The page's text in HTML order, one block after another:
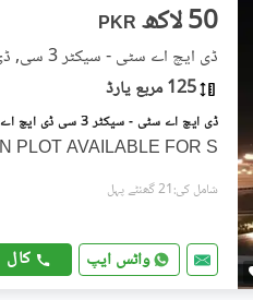
PKR 50 لاکھ
ڈی ایچ اے سٹی - سیکٹر 3 سی, ڈی ایچ اے سٹی - سیکٹر 3
125 مربع یارڈ
PLOT AVAILABLE FOR S
شامل کی:21 گھنٹے پہل
واٹس ایپ کال